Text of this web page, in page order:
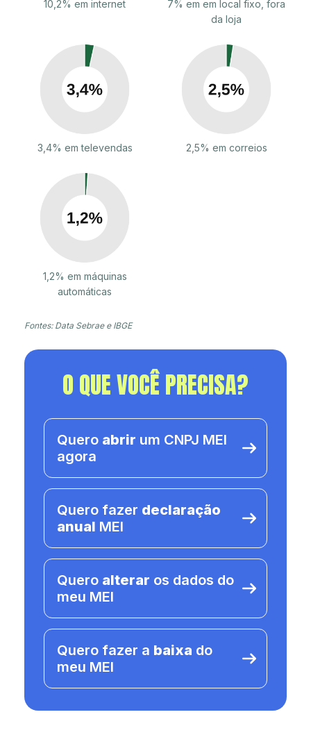
10,2% em internet
7% em em local fixo, fora
da loja
3,4% em televendas 2,5% em correios
1,2% em máquinas
automáticas
Fontes: Data Sebrae e IBGE
O QUE VOCÊ PRECISA?
Quero abrir um CNPJ MEI
agora
Quero fazer declaração
anual MEI
Quero alterar os dados do
meu MEI
Quero fazer a baixa do
meu MEI